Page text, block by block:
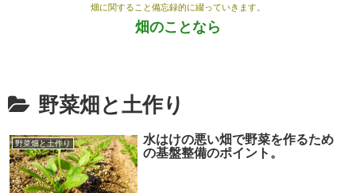
畑に関すること備忘録的に綴っていきます。
畑のことなら
野菜畑と土作り
野菜畑と土作り
水はけの悪い畑で野菜を作るため
の基盤整備のポイント。